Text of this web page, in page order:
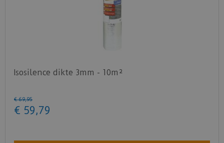
Isosilence dikte 3mm - 10m²
€ 69,95
€ 59,79